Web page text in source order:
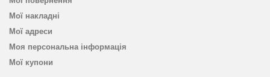
Мої накладні
Мої адреси
Моя персональна інформація
Мої купони